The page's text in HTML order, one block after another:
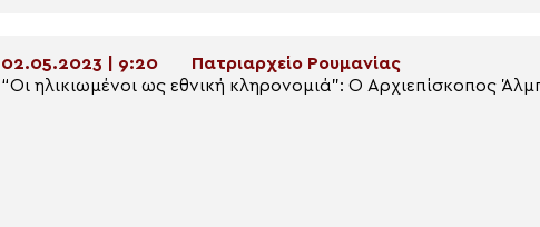
02.05.2023 | 9:20
Πατριαρχείο Ρουμανίας
“Οι ηλικιωμένοι ως εθνική κληρονομιά”: Ο Αρχιεπίσκοπος